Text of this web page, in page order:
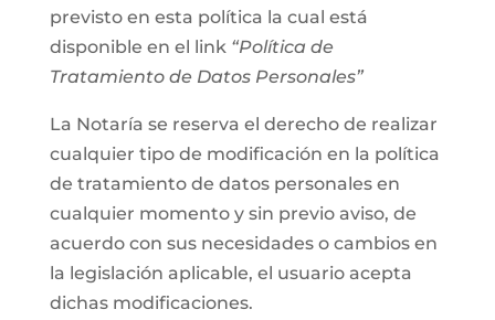
previsto en esta política la cual está
disponible en el link “Política de
Tratamiento de Datos Personales”
La Notaría se reserva el derecho de realizar
cualquier tipo de modificación en la política
de tratamiento de datos personales en
cualquier momento y sin previo aviso, de
acuerdo con sus necesidades o cambios en
la legislación aplicable, el usuario acepta
dichas modificaciones.